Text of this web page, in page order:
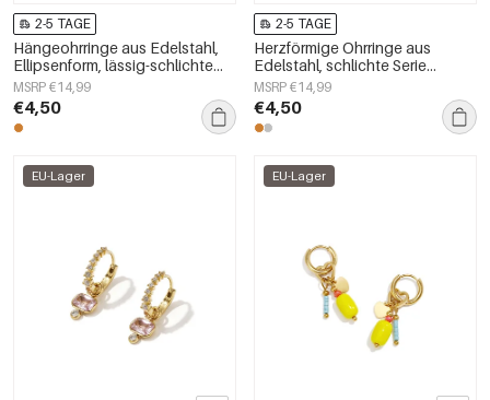
2-5 TAGE
Hängeohrringe aus Edelstahl,
Ellipsenform, lässig-schlichte
Serie, Damenschmuck
MSRP €14,99
€4,50
2-5 TAGE
Herzförmige Ohrringe aus
Edelstahl, schlichte Serie
„Damenschmuck“
MSRP €14,99
€4,50
EU-Lager EU-Lager